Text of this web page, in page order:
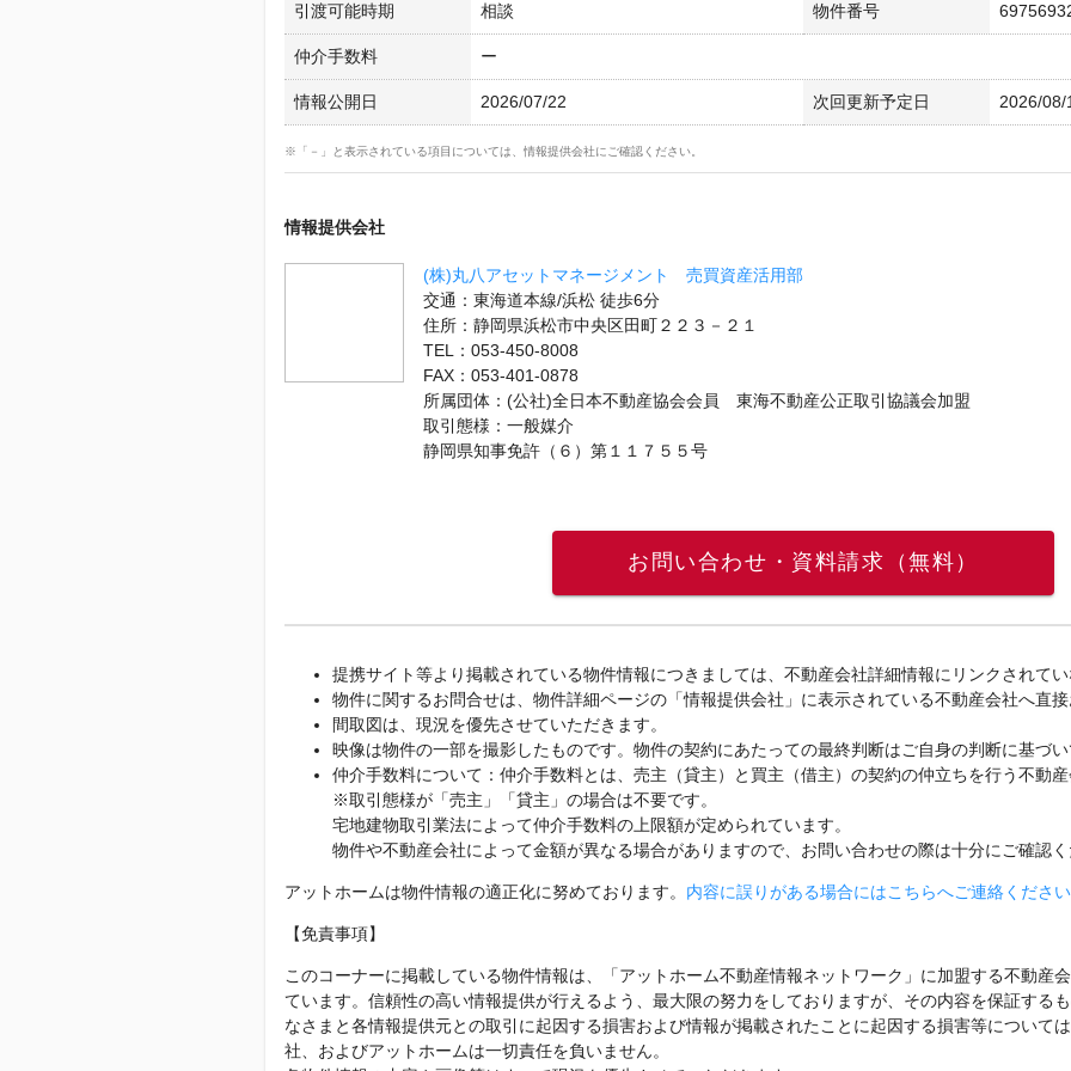
引渡可能時期 相談 物件番号
仲介手数料 ー
情報公開日 2026/07/22 次回更新予定日 2026/08/
※「－」と表示されている項目については、情報提供会社にご確認ください。
情報提供会社
(株)丸八アセットマネージメント 売買資産活用部
交通：東海道本線/浜松 徒歩6分
住所：静岡県浜松市中央区田町２２３－２１
TEL：053-450-8008
FAX：053-401-0878
所属団体：(公社)全日本不動産協会会員 東海不動産公正取引協議会加盟
取引態様：一般媒介
静岡県知事免許（６）第１１７５５号
お問い合わせ・資料請求（無料）
提携サイト等より掲載されている物件情報につきましては、不動産会社詳細情報にリンクされてい
物件に関するお問合せは、物件詳細ページの「情報提供会社」に表示されている不動産会社へ直接
間取図は、現況を優先させていただきます。
映像は物件の一部を撮影したものです。物件の契約にあたっての最終判断はご自身の判断に基づい
仲介手数料について：仲介手数料とは、売主（貸主）と買主（借主）の契約の仲立ちを行う不動産
※取引態様が「売主」「貸主」の場合は不要です。
宅地建物取引業法によって仲介手数料の上限額が定められています。
物件や不動産会社によって金額が異なる場合がありますので、お問い合わせの際は十分にご確認く
アットホームは物件情報の適正化に努めております。 内容に誤りがある場合にはこちらへご連絡ください
【免責事項】
このコーナーに掲載している物件情報は、「アットホーム不動産情報ネットワーク」に加盟する不動産
ています。信頼性の高い情報提供が行えるよう、最大限の努力をしておりますが、その内容を保証する
なさまと各情報提供元との取引に起因する損害および情報が掲載されたことに起因する損害等について
社、およびアットホームは一切責任を負いません。